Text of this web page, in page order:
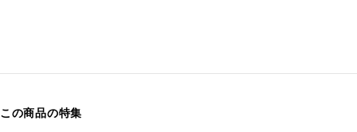
この商品の特集